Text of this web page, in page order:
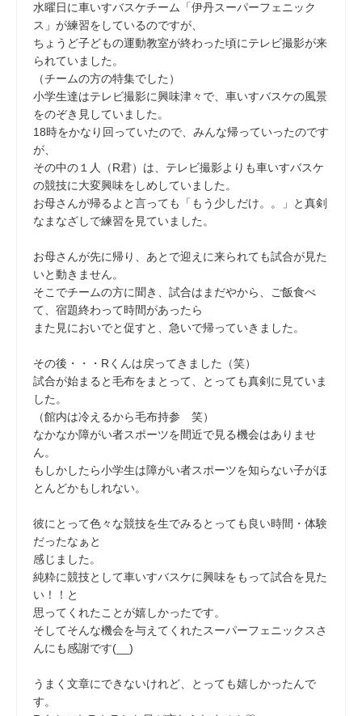
水曜日に車いすバスケチーム「伊丹スーパーフェニック
ス」が練習をしているのですが、
ちょうど子どもの運動教室が終わった頃にテレビ撮影が来
られていました。
（チームの方の特集でした）
小学生達はテレビ撮影に興味津々で、車いすバスケの風景
をのぞき見していました。
18時をかなり回っていたので、みんな帰っていったのです
が、
その中の１人（R君）は、テレビ撮影よりも車いすバスケ
の競技に大変興味をしめしていました。
お母さんが帰るよと言っても「もう少しだけ。。」と真剣
なまなざしで練習を見ていました。
お母さんが先に帰り、あとで迎えに来られても試合が見た
いと動きません。
そこでチームの方に聞き、試合はまだやから、ご飯食べ
て、宿題終わって時間があったら
また見においでと促すと、急いで帰っていきました。
その後・・・Rくんは戻ってきました（笑）
試合が始まると毛布をまとって、とっても真剣に見ていま
した。
（館内は冷えるから毛布持参 笑）
なかなか障がい者スポーツを間近で見る機会はありませ
ん。
もしかしたら小学生は障がい者スポーツを知らない子がほ
とんどかもしれない。
彼にとって色々な競技を生でみるとっても良い時間・体験
だったなぁと
感じました。
純粋に競技として車いすバスケに興味をもって試合を見た
い！！と
思ってくれたことが嬉しかったです。
そしてそんな機会を与えてくれたスーパーフェニックスさ
んにも感謝です(__)
うまく文章にできないけれど、とっても嬉しかったんで
す。